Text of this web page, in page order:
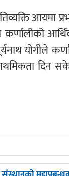
आयमा
योगीले
दिन